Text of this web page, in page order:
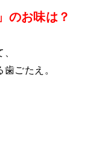
のお味は？
ごたえ。